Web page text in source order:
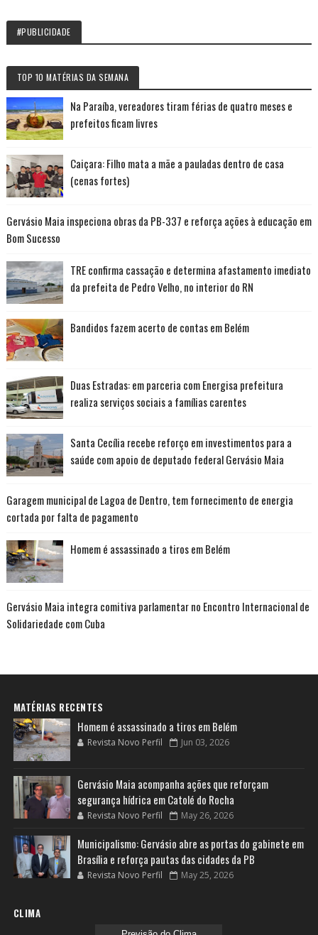
#PUBLICIDADE
TOP 10 MATÉRIAS DA SEMANA
Na Paraíba, vereadores tiram férias de quatro meses e
prefeitos ficam livres
Caiçara: Filho mata a mãe a pauladas dentro de casa
(cenas fortes)
Gervásio Maia inspeciona obras da PB-337 e reforça ações à educação em
Bom Sucesso
TRE confirma cassação e determina afastamento imediato
da prefeita de Pedro Velho, no interior do RN
Bandidos fazem acerto de contas em Belém
Duas Estradas: em parceria com Energisa prefeitura
realiza serviços sociais a famílias carentes
Santa Cecília recebe reforço em investimentos para a
saúde com apoio de deputado federal Gervásio Maia
Garagem municipal de Lagoa de Dentro, tem fornecimento de energia
cortada por falta de pagamento
Homem é assassinado a tiros em Belém
Gervásio Maia integra comitiva parlamentar no Encontro Internacional de
Solidariedade com Cuba
MATÉRIAS RECENTES
Homem é assassinado a tiros em Belém
Revista Novo Perfil Jun 03, 2026
Gervásio Maia acompanha ações que reforçam
segurança hídrica em Catolé do Rocha
Revista Novo Perfil May 26, 2026
Municipalismo: Gervásio abre as portas do gabinete em
Brasília e reforça pautas das cidades da PB
Revista Novo Perfil May 25, 2026
CLIMA